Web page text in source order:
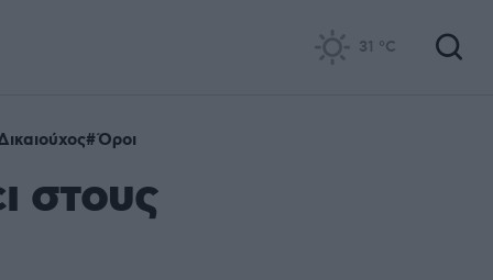
31 °C
Όροι
στους